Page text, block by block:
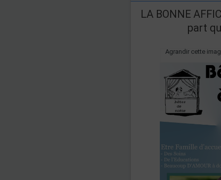
LA BONNE
part
Agrandir cette